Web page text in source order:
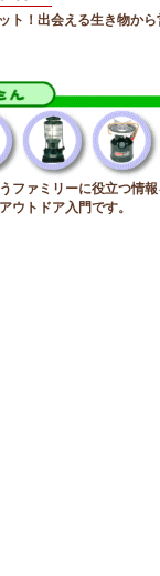
ト！出会える生き物か
ファミリーに役立つ情
ウトドア入門です。